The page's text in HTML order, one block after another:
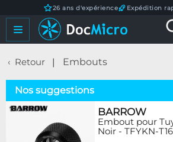
26 ans d'expérience Expédition
Retour Embouts
Nos suggestions
BARROW
Embout pour
Noir - TFYKN-T16